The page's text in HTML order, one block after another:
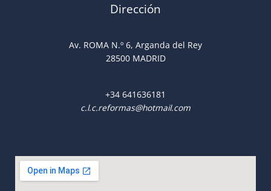
Dirección
Av. ROMA N.º 6, Arganda del Rey
28500 MADRID
+34 641636181
c.l.c.reformas@hotmail.com